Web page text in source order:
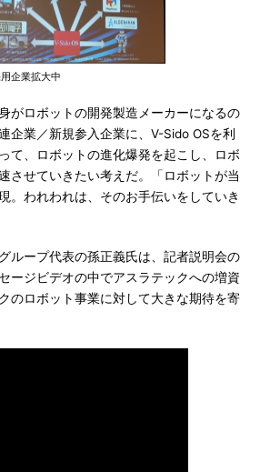
企業拡大中
がロボットの開発製造メーカーになるの
企業／新規参入企業に、V-Sido OSを利
て、ロボットの進化爆発を起こし、ロボ
させていきたい考えだ。「ロボットが当
。われわれは、そのお手伝いをしていき
ループ代表の孫正義氏は、記者説明会の
ージビデオの中でアスラテックへの増資
のロボット事業に対して大きな期待を寄